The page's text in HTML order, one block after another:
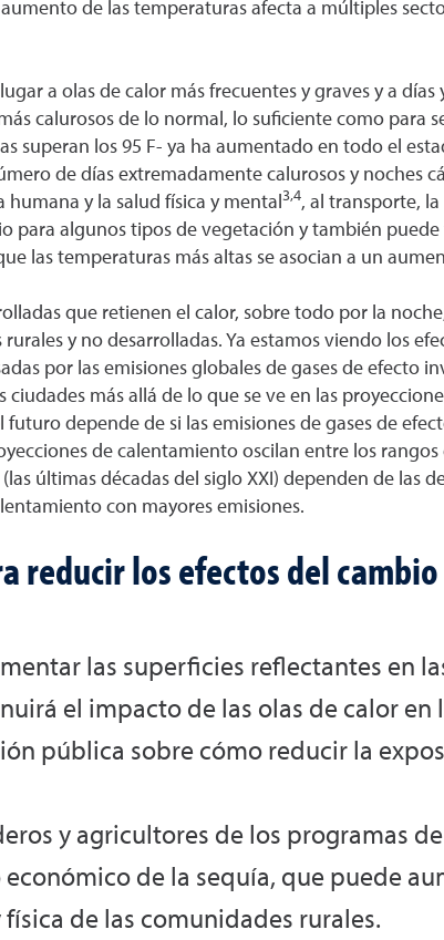
de las temperaturas afecta a múltiples
a olas de calor más frecuentes y graves y a días
calurosos de lo normal, lo suficiente como para
superan los 95 F- ya ha aumentado en todo el
de días extremadamente calurosos y noches
y la salud física y mental3,4, al transporte,
para algunos tipos de vegetación y también
las temperaturas más altas se asocian a un
que retienen el calor, sobre todo por la
y no desarrolladas. Ya estamos viendo los
por las emisiones globales de gases de efecto
más allá de lo que se ve en las
depende de si las emisiones de gases de
de calentamiento oscilan entre los
últimas décadas del siglo XXI) dependen de las
con mayores emisiones.
reducir los efectos del
las superficies reflectantes en
el impacto de las olas de calor en
pública sobre cómo reducir la
y agricultores de los programas
de la sequía, que puede
de las comunidades rurales.